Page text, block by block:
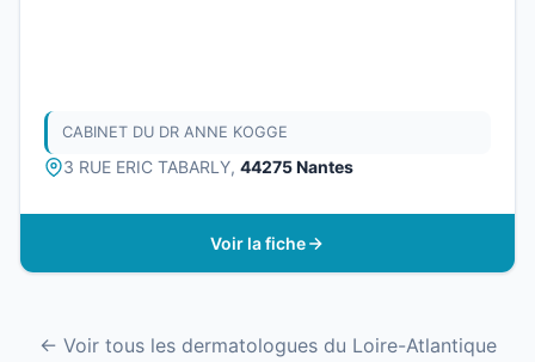
CABINET DU DR ANNE KOGGE
3 RUE ERIC TABARLY, 44275 Nantes
Voir la fiche
← Voir tous les dermatologues du Loire-Atlantique